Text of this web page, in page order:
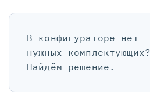
В конфигураторе нет
нужных комплектующих?
Найдём решение.